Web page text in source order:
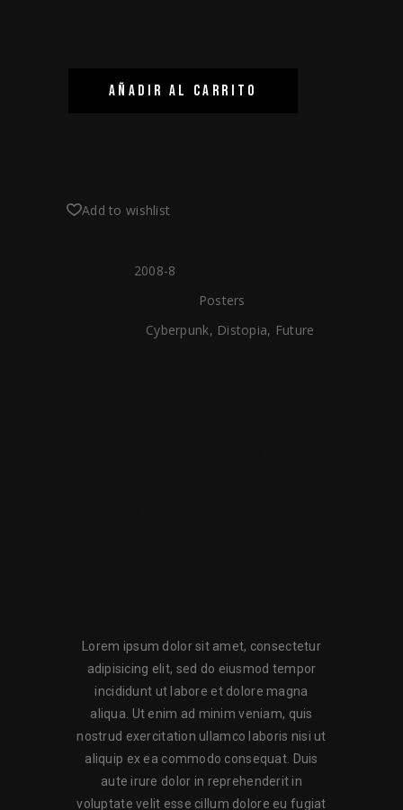
AÑADIR AL CARRITO
Add to wishlist
2008-8
Posters
Cyberpunk, Distopia, Future
Lorem ipsum dolor sit amet, consectetur
adipisicing elit, sed do eiusmod tempor
incididunt ut labore et dolore magna
aliqua. Ut enim ad minim veniam, quis
nostrud exercitation ullamco laboris nisi ut
aliquip ex ea commodo consequat. Duis
aute irure dolor in reprehenderit in
voluptate velit esse cillum dolore eu fugiat